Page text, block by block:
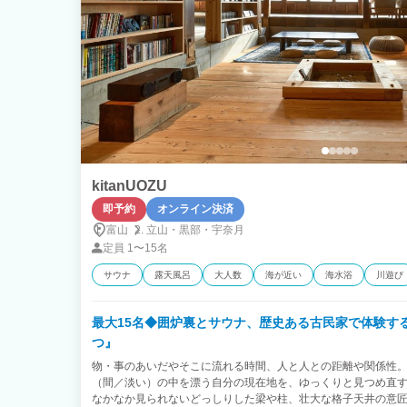
kitanUOZU
即予約
オンライン決済
富山
立山・ 黒部・ 宇奈月
定員 1〜15名
サウナ 露天風呂 大人数 海が近い 海水浴 川遊び
最大15名◆囲炉裏とサウナ、歴史ある古民家で体験す
つ』
物・事のあいだやそこに流れる時間、人と人との距離や関係性。 kitanUOZUではさまざまなあわい
（間／淡い）の中を漂う自分の現在地を、ゆっくりと見つめ直
なかなか見られないどっしりした梁や柱、壮大な格子天井の意